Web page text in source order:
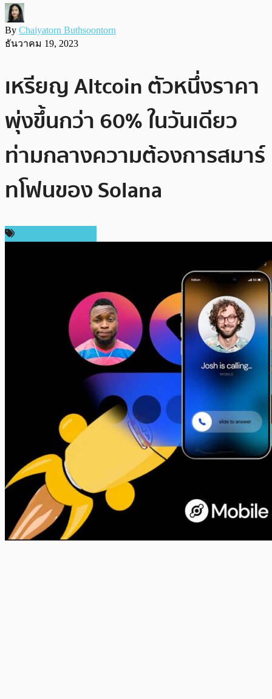
By Chaiyatorn Buthsoontorn
ธันวาคม 19, 2023
เหรียญ Altcoin ตัวหนึ่งราคา
พุ่งขึ้นกว่า 60% ในวันเดียว
ท่ามกลางความต้องการสมาร์
ทโฟนของ Solana